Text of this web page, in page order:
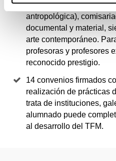
legislación, crítica
antropológica),
documental y material,
arte contemporáneo.
profesoras y profesores
reconocido prestigio.
14 convenios firmados
realización de prácticas
trata de instituciones,
alumnado puede
al desarrollo del TFM.